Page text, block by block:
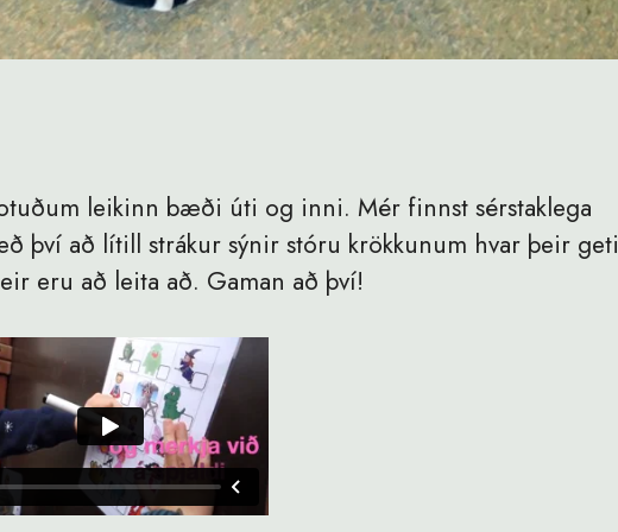
leikinn bæði úti og inni. Mér finnst sérstaklega
því að lítill strákur sýnir stóru krökkunum hvar þeir geti
eru að leita að. Gaman að því!